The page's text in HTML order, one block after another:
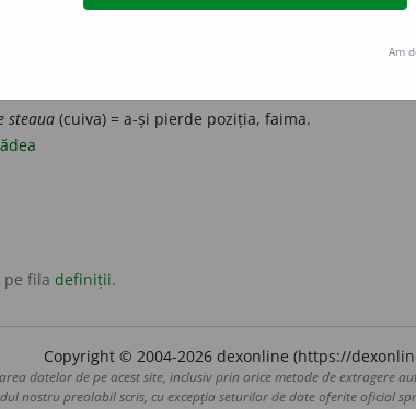
strălucire, putere, faimă etc., a dispărea pentru
muri.
steaua (cuiva) = a-și pierde poziția, faima.
pe fila definiții.
Copyright © 2004-2026 dexonline (https://
datelor de pe acest site, inclusiv prin orice metode de extragere
nostru prealabil scris, cu excepția seturilor de date oferite oficial
Am